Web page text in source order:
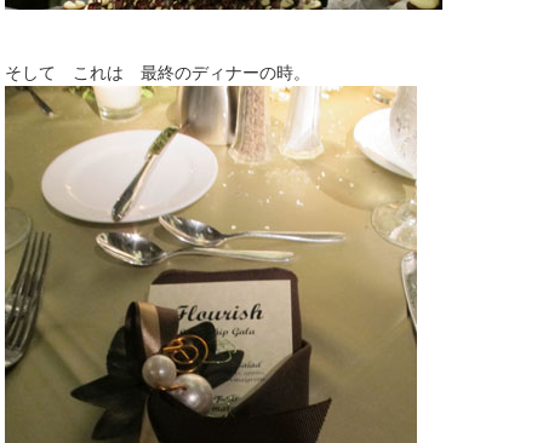
そして これは 最終のディナーの時。